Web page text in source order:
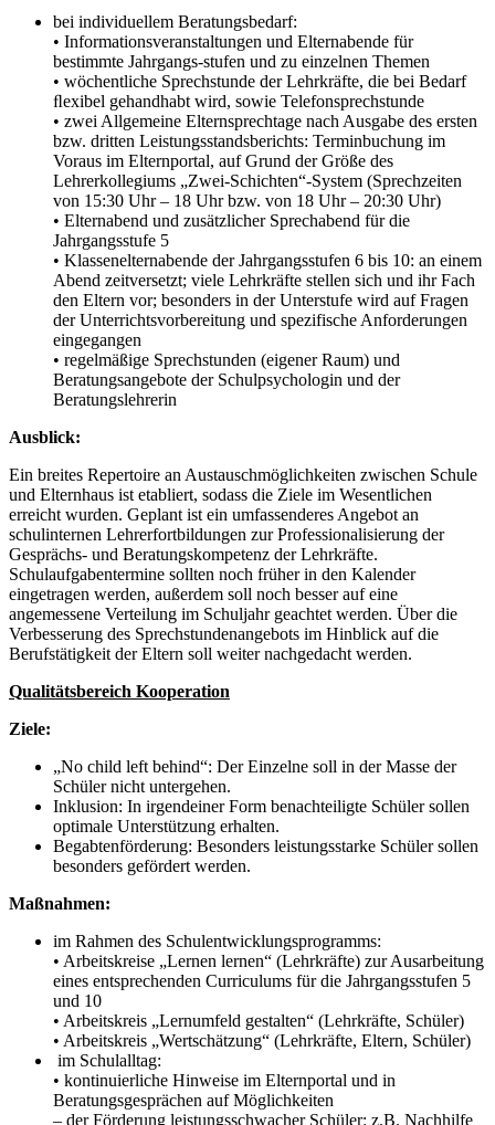
bei individuellem Beratungsbedarf:
• Informationsveranstaltungen und Elternabende für
bestimmte Jahrgangs-stufen und zu einzelnen Themen
• wöchentliche Sprechstunde der Lehrkräfte, die bei Bedarf
ﬂexibel gehandhabt wird, sowie Telefonsprechstunde
• zwei Allgemeine Elternsprechtage nach Ausgabe des ersten
bzw. dritten Leistungsstandsberichts: Terminbuchung im
Voraus im Elternportal, auf Grund der Größe des
Lehrerkollegiums „Zwei-Schichten“-System (Sprechzeiten
von 15:30 Uhr – 18 Uhr bzw. von 18 Uhr – 20:30 Uhr)
• Elternabend und zusätzlicher Sprechabend für die
Jahrgangsstufe 5
• Klassenelternabende der Jahrgangsstufen 6 bis 10: an einem
Abend zeitversetzt; viele Lehrkräfte stellen sich und ihr Fach
den Eltern vor; besonders in der Unterstufe wird auf Fragen
der Unterrichtsvorbereitung und spezifische Anforderungen
eingegangen
• regelmäßige Sprechstunden (eigener Raum) und
Beratungsangebote der Schulpsychologin und der
Beratungslehrerin
Ausblick:
Ein breites Repertoire an Austauschmöglichkeiten zwischen Schule
und Elternhaus ist etabliert, sodass die Ziele im Wesentlichen
erreicht wurden. Geplant ist ein umfassenderes Angebot an
schulinternen Lehrerfortbildungen zur Professionalisierung der
Gesprächs- und Beratungskompetenz der Lehrkräfte.
Schulaufgabentermine sollten noch früher in den Kalender
eingetragen werden, außerdem soll noch besser auf eine
angemessene Verteilung im Schuljahr geachtet werden. Über die
Verbesserung des Sprechstundenangebots im Hinblick auf die
Berufstätigkeit der Eltern soll weiter nachgedacht werden.
Qualitätsbereich Kooperation
Ziele:
„No child left behind“: Der Einzelne soll in der Masse der
Schüler nicht untergehen.
Inklusion: In irgendeiner Form benachteiligte Schüler sollen
optimale Unterstützung erhalten.
Begabtenförderung: Besonders leistungsstarke Schüler sollen
besonders gefördert werden.
Maßnahmen:
im Rahmen des Schulentwicklungsprogramms:
• Arbeitskreise „Lernen lernen“ (Lehrkräfte) zur Ausarbeitung
eines entsprechenden Curriculums für die Jahrgangsstufen 5
und 10
• Arbeitskreis „Lernumfeld gestalten“ (Lehrkräfte, Schüler)
• Arbeitskreis „Wertschätzung“ (Lehrkräfte, Eltern, Schüler)
im Schulalltag:
• kontinuierliche Hinweise im Elternportal und in
Beratungsgesprächen auf Möglichkeiten
– der Förderung leistungsschwacher Schüler: z.B. Nachhilfe